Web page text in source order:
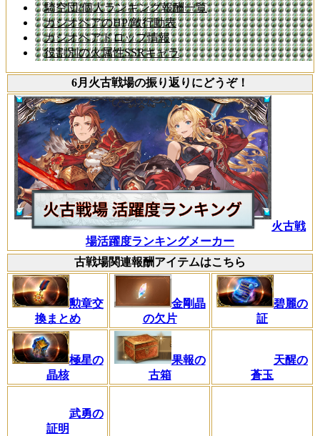
騎空団/個人ランキング報酬一覧
カシオペアのHP/敵行動表
カシオペアドロップ情報
役割別の火属性SSRキャラ
6月火古戦場の振り返りにどうぞ！
火古戦
場活躍度ランキングメーカー
古戦場関連報酬アイテムはこちら
勲章交
換まとめ
金剛晶
の欠片
碧麗の
証
極星の
晶核
果報の
古箱
天醒の
蒼玉
武勇の
証明